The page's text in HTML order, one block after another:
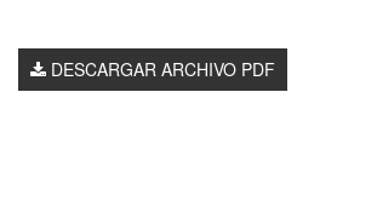
DESCARGAR ARCHIVO PDF